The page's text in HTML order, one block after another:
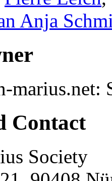
Anja
marius.net:
Contact
Society